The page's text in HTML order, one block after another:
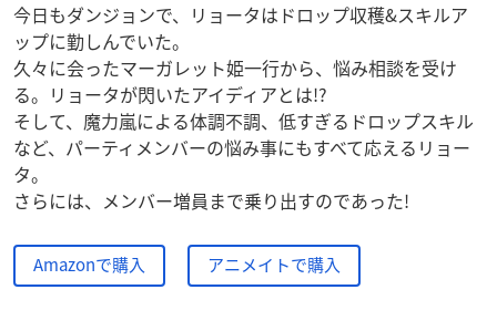
今日もダンジョンで、リョータはドロップ収穫&スキルア
ップに勤しんでいた。
久々に会ったマーガレット姫一行から、悩み相談を受け
る。リョータが閃いたアイディアとは!?
そして、魔力嵐による体調不調、低すぎるドロップスキル
など、パーティメンバーの悩み事にもすべて応えるリョー
タ。
さらには、メンバー増員まで乗り出すのであった!
Amazonで購入 アニメイトで購入